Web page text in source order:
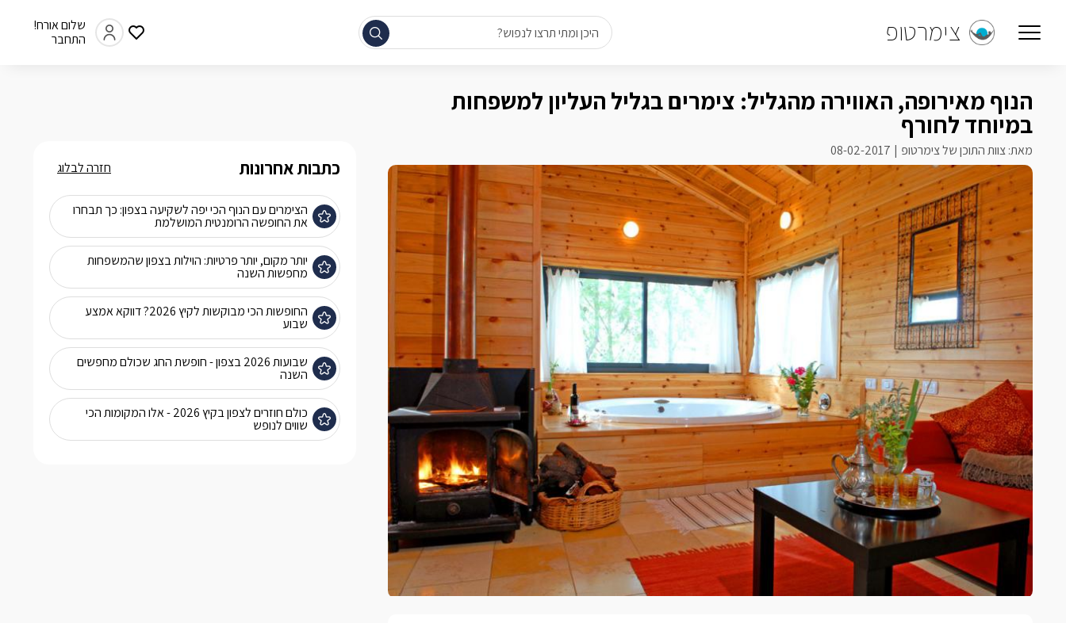
צימרטופ
שלום אורח!
התחבר
היכן ומתי תרצו לנפוש?
הנוף מאירופה, האווירה מהגליל: צימרים בגליל העליון למשפחות
במיוחד לחורף
מאת: צוות התוכן של צימרטופ 08-02-2017
כתבות אחרונות
הצימרים עם הנוף הכי יפה לשקיעה בצפון: כך תבחרו
את החופשה הרומנטית המושלמת
יותר מקום, יותר פרטיות: הוילות בצפון שהמשפחות
מחפשות השנה
החופשות הכי מבוקשות לקיץ 2026? דווקא אמצע
שבוע
שבועות 2026 בצפון - חופשת החג שכולם מחפשים
השנה
כולם חוזרים לצפון בקיץ 2026 - אלו המקומות הכי
שווים לנופש
חזרה לבלוג